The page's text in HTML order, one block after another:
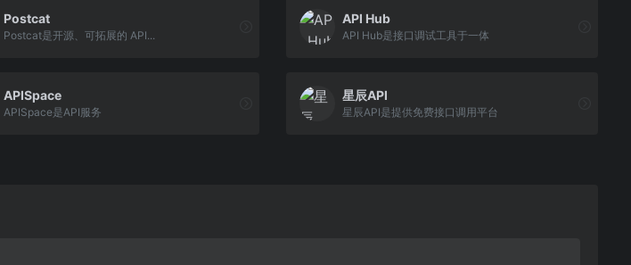
Postcat
Postcat是开源、可拓展的 API...
API Hub
API Hub是接口调试工具于一体
APISpace
APISpace是API服务
星辰API
星辰API是提供免费接口调用平台